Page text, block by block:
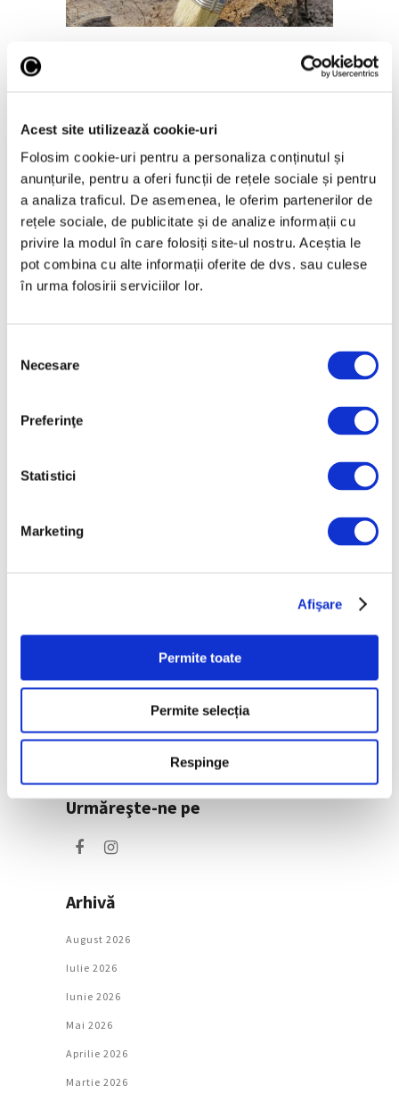
Acest site utilizează cookie-uri
Folosim cookie-uri pentru a personaliza conținutul și
anunțurile, pentru a oferi funcții de rețele sociale și pentru
a analiza traficul. De asemenea, le oferim partenerilor de
rețele sociale, de publicitate și de analize informații cu
privire la modul în care folosiți site-ul nostru. Aceștia le
pot combina cu alte informații oferite de dvs. sau culese
în urma folosirii serviciilor lor.
consimțământului
Necesare
Preferinţe
Statistici
Marketing
Afişare
Permite toate
Permite selecția
Respinge
Articole recente
Reinterpretare
contemporană a operei
Urmăreşte-ne pe
Arhivă
August 2026
Iulie 2026
Iunie 2026
Mai 2026
Aprilie 2026
Martie 2026